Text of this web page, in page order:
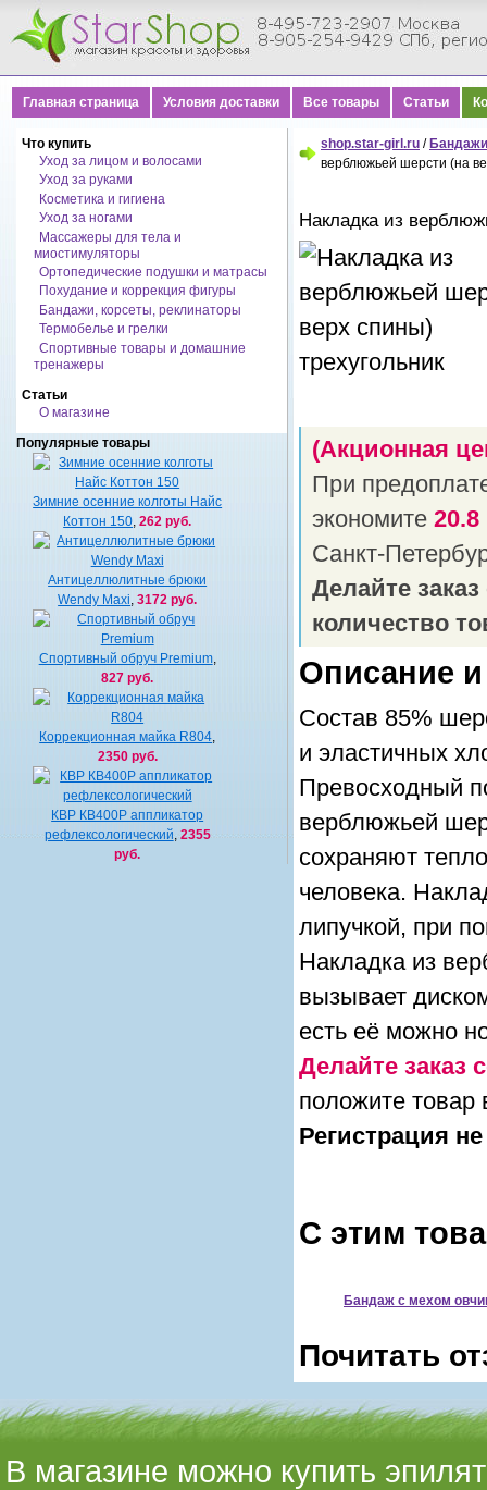
Главная страница Условия доставки Все товары Статьи
Что купить
Уход за лицом и волосами
Уход за руками
Косметика и гигиена
Уход за ногами
Массажеры для тела и
миостимуляторы
Ортопедические подушки и матрасы
Похудание и коррекция фигуры
Бандажи, корсеты, реклинаторы
Термобелье и грелки
Спортивные товары и домашние
тренажеры
Статьи
О магазине
Популярные товары
Зимние осенние колготы Найс
Коттон 150 ,262 руб.
Антицеллюлитные брюки
Wendy Maxi ,3172 руб.
Спортивный обруч Premium,
827 руб.
Коррекционная майка R804
2350 руб.
КВР КВ400Р аппликатор
рефлексологический 2355
руб.
shop.star-girl.ru /
верблюжьей шерсти (на
Накладка из
(Акционная
При
экономите 20.8
Санкт-
Делайте
количество
Описание
Состав 85%
и эластичных
Превосходный
верблюжьей
сохраняют
человека.
липучкой, при
Накладка из
вызывает
есть её можно
Делайте заказ
положите товар
Регистрация
С этим
Бандаж c мехом
Почитать
В магазине можно купить